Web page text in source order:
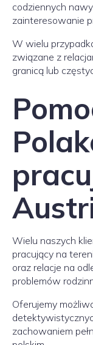
codziennych
zainteresowanie
W wielu
związane z
granicą lub
Wielu naszych
pracujący na
oraz relacje na
problemów
Oferujemy
zachowaniem